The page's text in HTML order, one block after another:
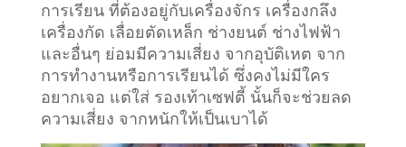
การเรียน ที่ต้องอยู่กับเครื่องจักร เครื่องกลึง
เครื่องกัด เลื่อยตัดเหล็ก ช่างยนต์ ช่างไฟฟ้า
และอื่นๆ ย่อมมีความเสี่ยง จากอุบัติเหต จาก
การทำงานหรือการเรียนได้ ซึ่งคงไม่มีใคร
อยากเจอ แต่ใส่ รองเท้าเซฟตี้ นั้นก็จะช่วยลด
ความเสี่ยง จากหนักให้เป็นเบาได้